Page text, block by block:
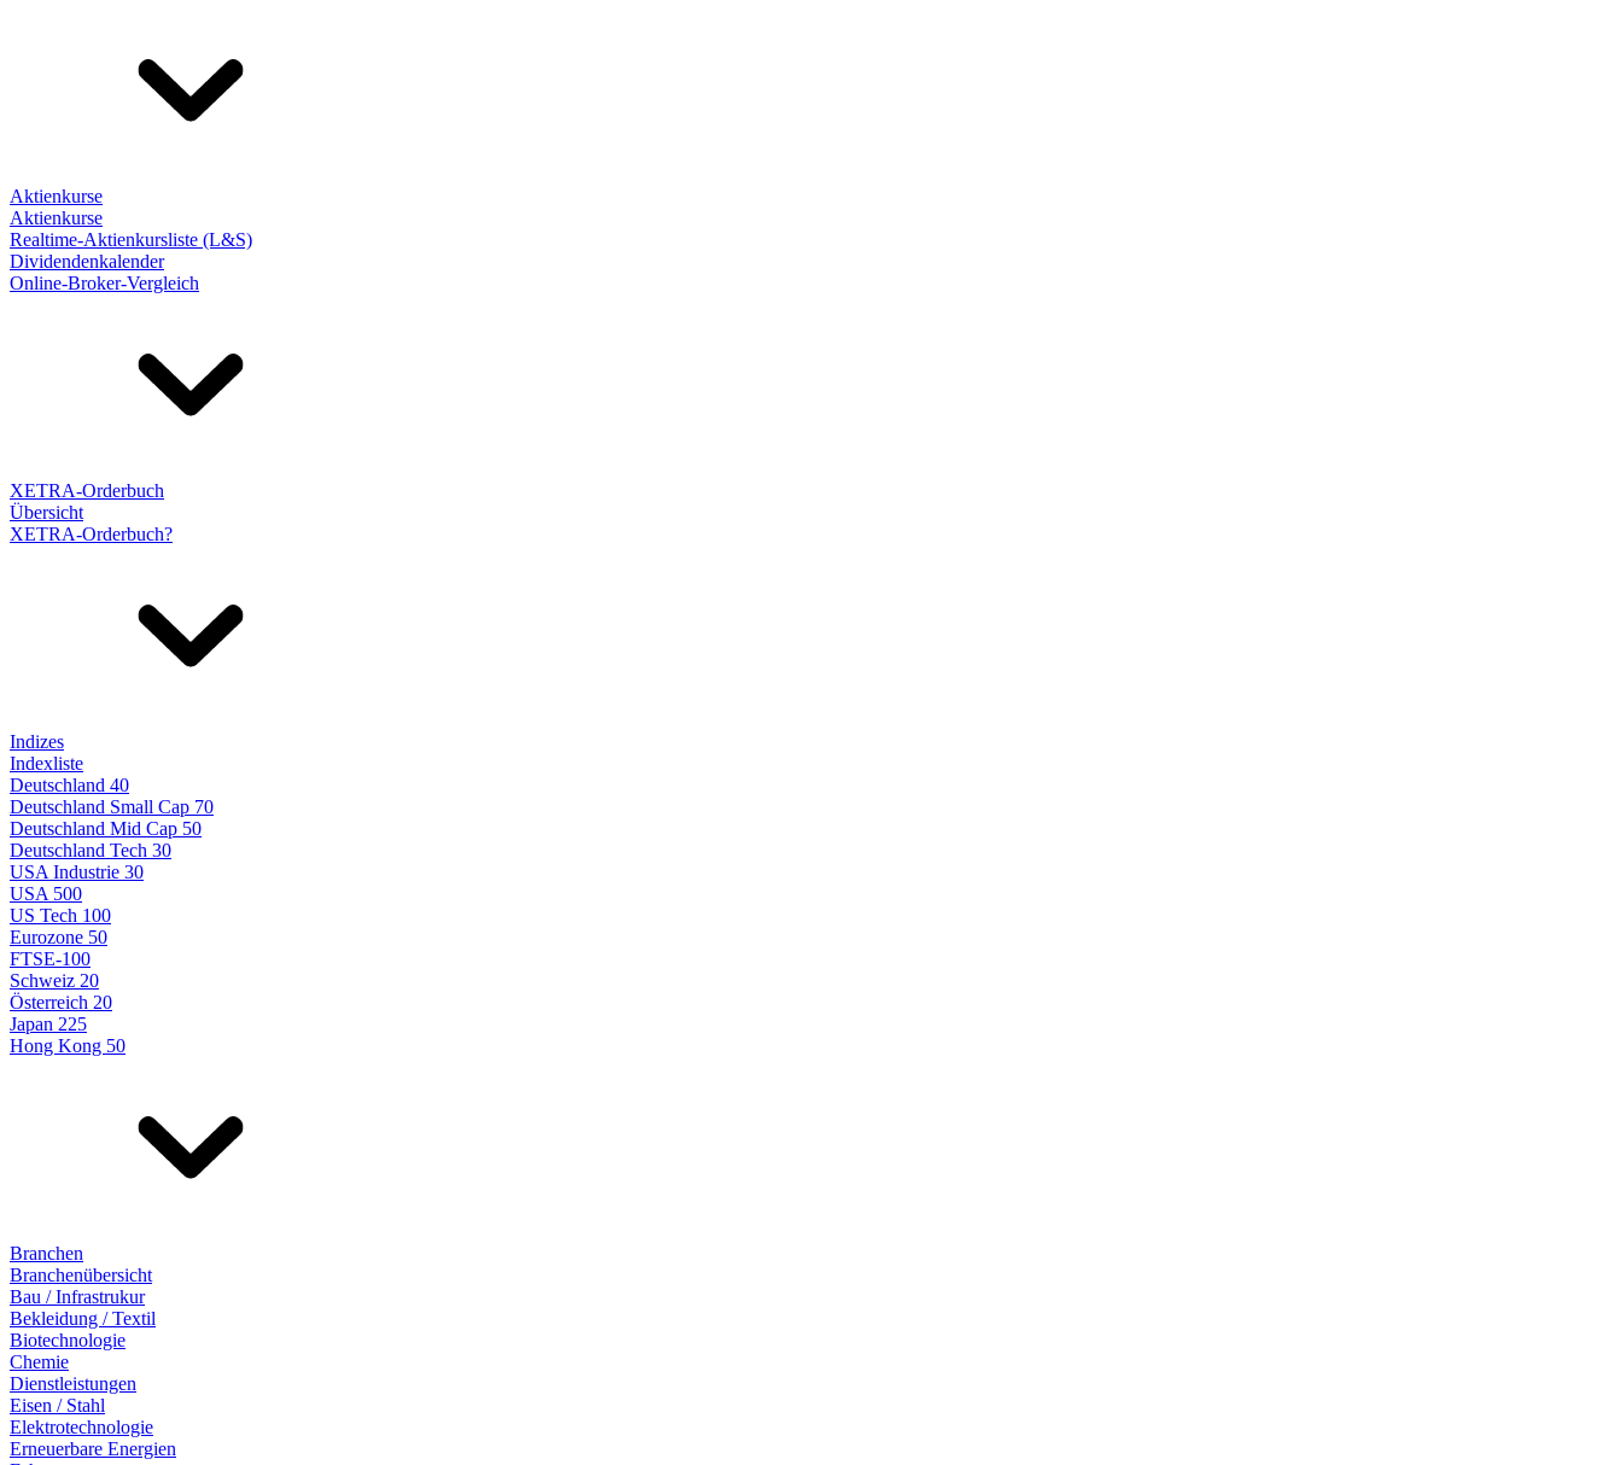
Aktienkurse
Aktienkurse
Realtime-Aktienkursliste (L&S)
Dividendenkalender
Online-Broker-Vergleich
XETRA-Orderbuch
Übersicht
XETRA-Orderbuch?
Indizes
Indexliste
Deutschland 40
Deutschland Small Cap 70
Deutschland Mid Cap 50
Deutschland Tech 30
USA Industrie 30
USA 500
US Tech 100
Eurozone 50
FTSE-100
Schweiz 20
Österreich 20
Japan 225
Hong Kong 50
Branchen
Branchenübersicht
Bau / Infrastrukur
Bekleidung / Textil
Biotechnologie
Chemie
Dienstleistungen
Eisen / Stahl
Elektrotechnologie
Erneuerbare Energien